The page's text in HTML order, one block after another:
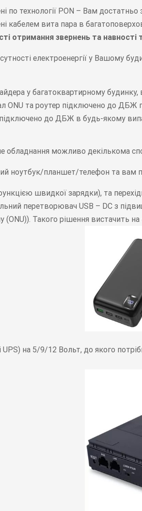
по технології PON – Вам
кабелем вита пара в
отримання звернень та навності
електроенергії у Вашому
у багатоквартирному
ONU та роутер підключено до ДБЖ
до ДБЖ в будь-якому
можливо декількома
ноутбук/планшет/телефон та вам
швидкої зарядки), та
перетворювач USB – DC з
(ONU)). Такого рішення вистачить
на 5/9/12 Вольт, до якого